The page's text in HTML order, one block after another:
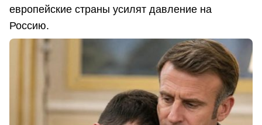
европейские страны усилят давление на
Россию.